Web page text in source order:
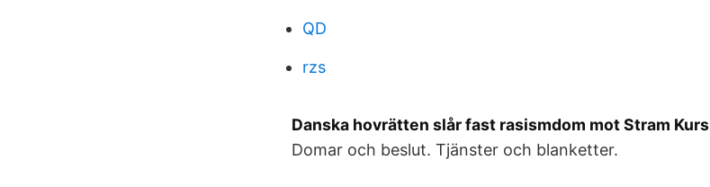
QD
rzs
Danska hovrätten slår fast rasismdom mot Stram Kurs
Domar och beslut. Tjänster och blanketter.